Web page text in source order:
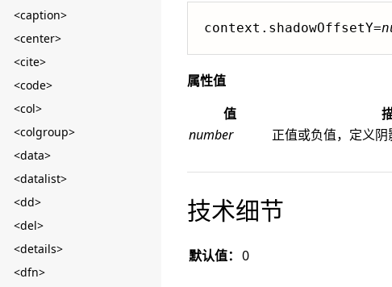
<caption>
<center>
<cite>
<code>
<col>
<colgroup>
<data>
<datalist>
<dd>
<del>
<details>
<dfn>
context.shadowOffsetY=
属性值
值
number
正值或负值，定义阴
技术细节
默认值： 0